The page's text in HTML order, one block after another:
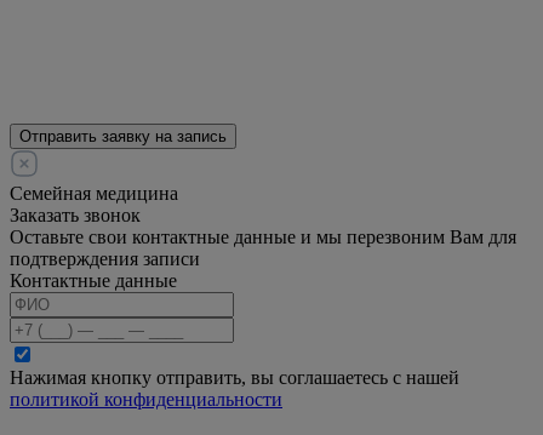
Отправить заявку на запись
Семейная медицина
Заказать звонок
Оставьте свои контактные данные и мы перезвоним Вам для
подтверждения записи
Контактные данные
Нажимая кнопку отправить, вы соглашаетесь с нашей
политикой конфиденциальности